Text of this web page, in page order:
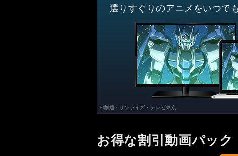
選りすぐりのアニメをいつで
©創通・サンライズ・テレビ東京
お得な割引動画パック